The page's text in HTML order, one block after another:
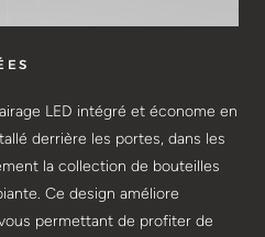
LED intégré et économe en
derrière les portes, dans les
la collection de bouteilles
Ce design améliore
permettant de profiter de